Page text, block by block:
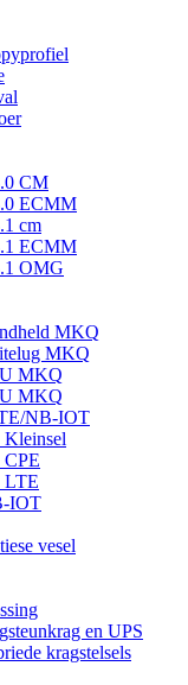
CM
ECMM
cm
ECMM
OMG
MKQ
MKQ
MKQ
MKQ
NB-IOT
Kleinsel
CPE
LTE
IOT
vesel
en UPS
kragstelsels